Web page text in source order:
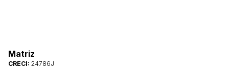
Matriz
CRECI: 24786J